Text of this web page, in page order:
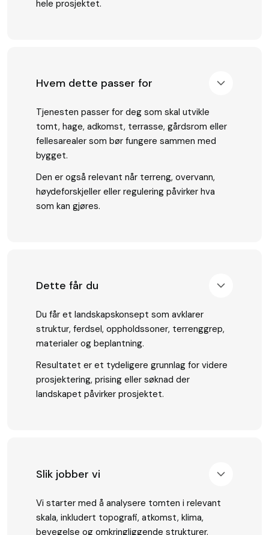
hele prosjektet.
Hvem dette passer for
Tjenesten passer for deg som skal utvikle
tomt, hage, adkomst, terrasse, gårdsrom eller
fellesarealer som bør fungere sammen med
bygget.
Den er også relevant når terreng, overvann,
høydeforskjeller eller regulering påvirker hva
som kan gjøres.
Dette får du
Du får et landskapskonsept som avklarer
struktur, ferdsel, oppholdssoner, terrenggrep,
materialer og beplantning.
Resultatet er et tydeligere grunnlag for videre
prosjektering, prising eller søknad der
landskapet påvirker prosjektet.
Slik jobber vi
Vi starter med å analysere tomten i relevant
skala, inkludert topografi, atkomst, klima,
bevegelse og omkringliggende strukturer.